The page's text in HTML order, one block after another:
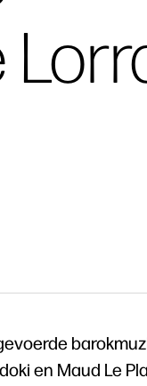
en Maud Le